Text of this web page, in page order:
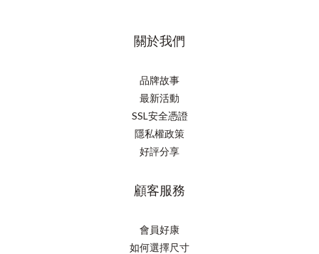
關於我們
品牌故事
最新活動
SSL安全憑證
隱私權政策
好評分享
顧客服務
會員好康
如何選擇尺寸